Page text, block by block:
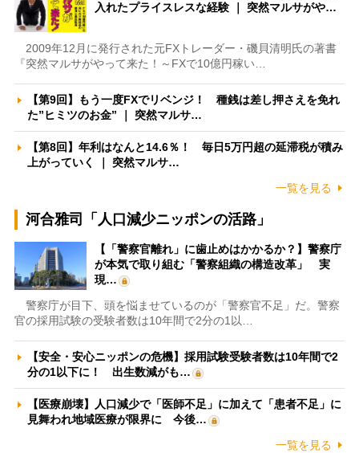
入れたプライスレスな経験 ｜ 突然マルサがや…
2009年12月に発行された元FXトレーダー・磯貝清明氏の著書
『突然マルサがやって来た！～FXで10億円稼い…
【第9回】もう一度FXでリベンジ！ 種銭は差し押さえを免れ
た”ヒミツのお金” ｜ 突然マルサ…
【第8回】年利はなんと14.6％！ 毎日5万円超の延滞税が積み
上がっていく ｜ 突然マルサ…
一覧を見る
河合雅司「人口減少ニッポンの活路」
【「警察官離れ」に歯止めはかかるか？】警察庁
が本気で取り組む「警察組織の構造改革」 実
現…
警察庁が目下、頭を悩ませているのが「警察官不足」だ。警察
官の採用試験の受験者数は10年間で2分の1以…
【安全・安心ニッポンの危機】採用試験受験者数は10年間で2
分の1以下に！ 出生数減がも…
【医療崩壊】人口減少で「医師不足」に加えて「患者不足」に
見舞われ地域医療が限界に 今後…
一覧を見る